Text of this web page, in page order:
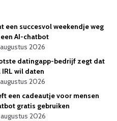
een succesvol weekendje weg
AI-chatbot
2026
datingapp-bedrijf zegt dat
wil daten
2026
een cadeautje voor mensen
gratis gebruiken
2026